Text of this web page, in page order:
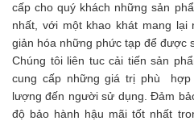
cấp cho quý khách những sản
nhất, với một khao khát mang
giản hóa những phức tạp để được
Chúng tôi liên tuc cải tiến sản
cung cấp những giá trị phù
lượng đến người sử dụng. Đảm
độ bảo hành hậu mãi tốt nhất